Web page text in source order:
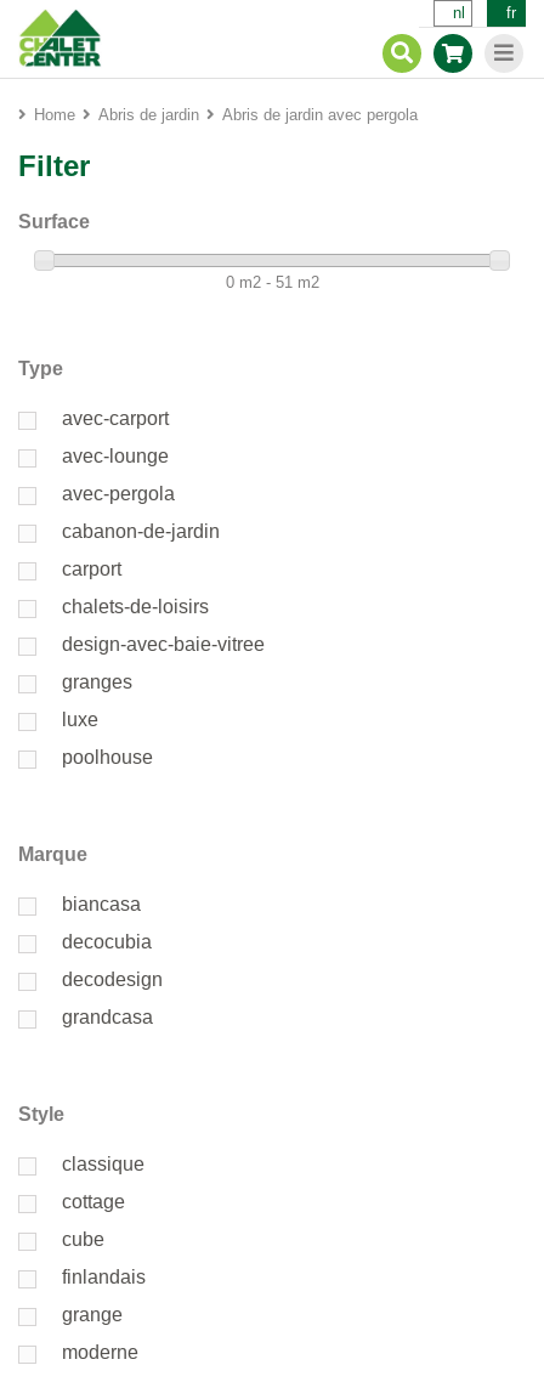
nl fr
Home Abris de jardin Abris de jardin avec pergola
Filter
Surface
0 m2 - 51 m2
Type
avec-carport
avec-lounge
avec-pergola
cabanon-de-jardin
carport
chalets-de-loisirs
design-avec-baie-vitree
granges
luxe
poolhouse
Marque
biancasa
decocubia
decodesign
grandcasa
Style
classique
cottage
cube
finlandais
grange
moderne